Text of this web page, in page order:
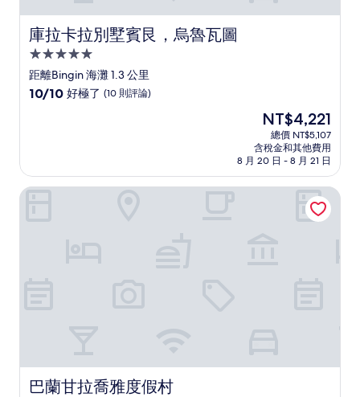
庫拉卡拉別墅賓艮，烏魯瓦圖
庫拉卡拉別墅賓艮，烏魯瓦圖
5.0
星
級
距離Bingin 海灘 1.3 公里
10.0
好
極
10/10 好極了 (10 則評論)
現
在
價
格
為
NT$4,221
NT$4,221
總價 NT$5,107
含稅金和其他費用
8 月 20 日 - 8 月 21 日
巴蘭甘拉喬雅度假村
巴蘭甘拉喬雅度假村
巴蘭甘拉喬雅度假村